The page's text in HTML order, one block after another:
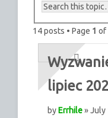
14 posts • Page 1 of
lipiec
byErrhile» July